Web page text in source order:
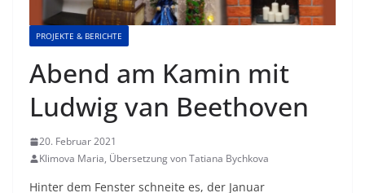
PROJEKTE & BERICHTE
Abend am Kamin mit
Ludwig van Beethoven
20. Februar 2021
Klimova Maria, Übersetzung von Tatiana Bychkova
Hinter dem Fenster schneite es, der Januar